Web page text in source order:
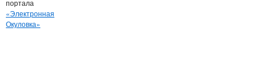
портала
«Электронная
Окуловка»